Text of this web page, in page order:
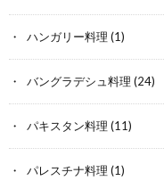
ハンガリー料理 (1)
バングラデシュ料理 (24)
パキスタン料理 (11)
パレスチナ料理 (1)